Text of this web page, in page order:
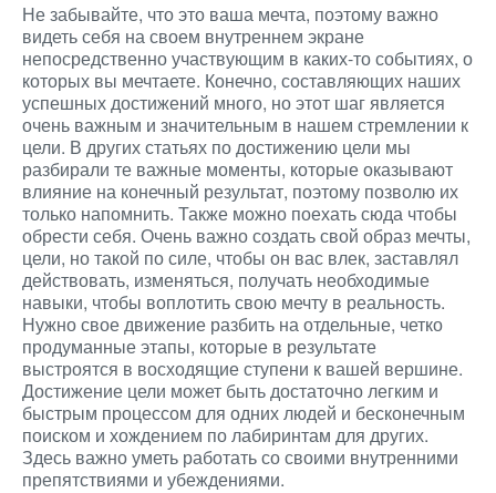
Не забывайте, что это ваша мечта, поэтому важно
видеть себя на своем внутреннем экране
непосредственно участвующим в каких-то событиях, о
которых вы мечтаете. Конечно, составляющих наших
успешных достижений много, но этот шаг является
очень важным и значительным в нашем стремлении к
цели. В других статьях по достижению цели мы
разбирали те важные моменты, которые оказывают
влияние на конечный результат, поэтому позволю их
только напомнить. Также можно поехать сюда чтобы
обрести себя. Очень важно создать свой образ мечты,
цели, но такой по силе, чтобы он вас влек, заставлял
действовать, изменяться, получать необходимые
навыки, чтобы воплотить свою мечту в реальность.
Нужно свое движение разбить на отдельные, четко
продуманные этапы, которые в результате
выстроятся в восходящие ступени к вашей вершине.
Достижение цели может быть достаточно легким и
быстрым процессом для одних людей и бесконечным
поиском и хождением по лабиринтам для других.
Здесь важно уметь работать со своими внутренними
препятствиями и убеждениями.